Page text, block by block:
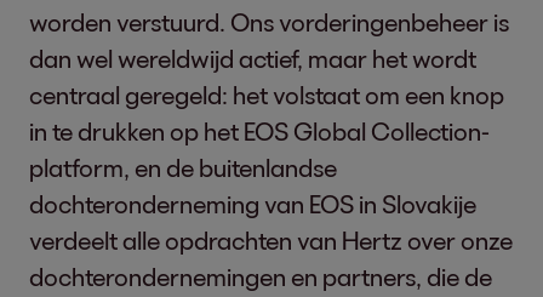
worden verstuurd. Ons vorderingenbeheer is
dan wel wereldwijd actief, maar het wordt
centraal geregeld: het volstaat om een knop
in te drukken op het EOS Global Collection-
platform, en de buitenlandse
dochteronderneming van EOS in Slovakije
verdeelt alle opdrachten van Hertz over onze
dochterondernemingen en partners, die de